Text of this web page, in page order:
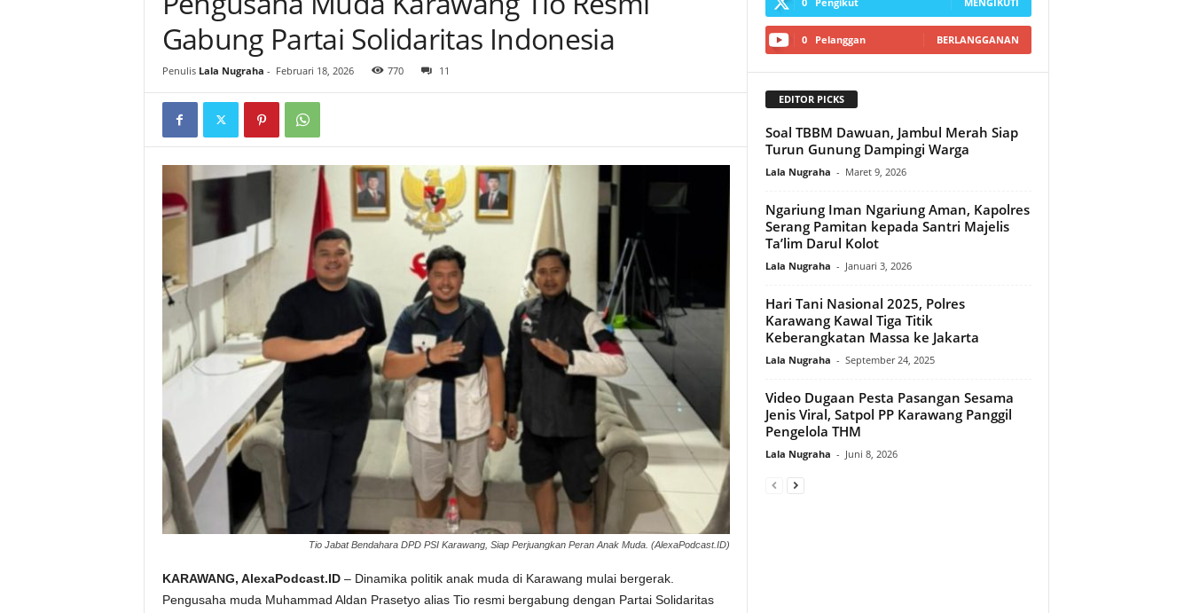
Gabung Partai Solidaritas Indonesia
Penulis Lala Nugraha - Februari 18, 2026 770 11
Tio Jabat Bendahara DPD PSI Karawang, Siap Perjuangkan Peran Anak Muda. (AlexaPodcast.ID)
KARAWANG, AlexaPodcast.ID– Dinamika politik anak muda di Karawang mulai bergerak.
Pengusaha muda Muhammad Aldan Prasetyo alias Tio resmi bergabung dengan Partai Solidaritas
0 Pelanggan BERLANGGANAN
EDITOR PICKS
Soal TBBM Dawuan, Jambul Merah Siap
Turun Gunung Dampingi Warga
Lala Nugraha - Maret 9, 2026
Ngariung Iman Ngariung Aman, Kapolres
Serang Pamitan kepada Santri Majelis
Ta’lim Darul Kolot‎
Lala Nugraha - Januari 3, 2026
Hari Tani Nasional 2025, Polres
Karawang Kawal Tiga Titik
Keberangkatan Massa ke Jakarta‎
Lala Nugraha - September 24, 2025
Video Dugaan Pesta Pasangan Sesama
Jenis Viral, Satpol PP Karawang Panggil
Pengelola THM
Lala Nugraha - Juni 8, 2026